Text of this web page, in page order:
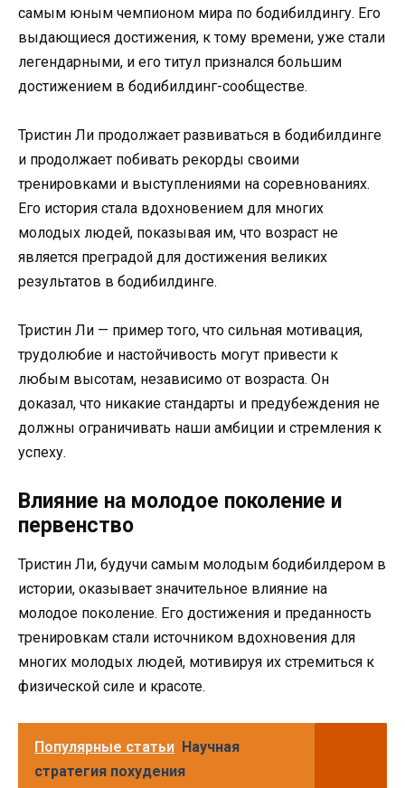
самым юным чемпионом мира по бодибилдингу. Его
выдающиеся достижения, к тому времени, уже стали
легендарными, и его титул признался большим
достижением в бодибилдинг-сообществе.
Тристин Ли продолжает развиваться в бодибилдинге
и продолжает побивать рекорды своими
тренировками и выступлениями на соревнованиях.
Его история стала вдохновением для многих
молодых людей, показывая им, что возраст не
является преградой для достижения великих
результатов в бодибилдинге.
Тристин Ли — пример того, что сильная мотивация,
трудолюбие и настойчивость могут привести к
любым высотам, независимо от возраста. Он
доказал, что никакие стандарты и предубеждения не
должны ограничивать наши амбиции и стремления к
успеху.
Влияние на молодое поколение и
первенство
Тристин Ли, будучи самым молодым бодибилдером в
истории, оказывает значительное влияние на
молодое поколение. Его достижения и преданность
тренировкам стали источником вдохновения для
многих молодых людей, мотивируя их стремиться к
физической силе и красоте.
Популярные статьи Научная
стратегия похудения